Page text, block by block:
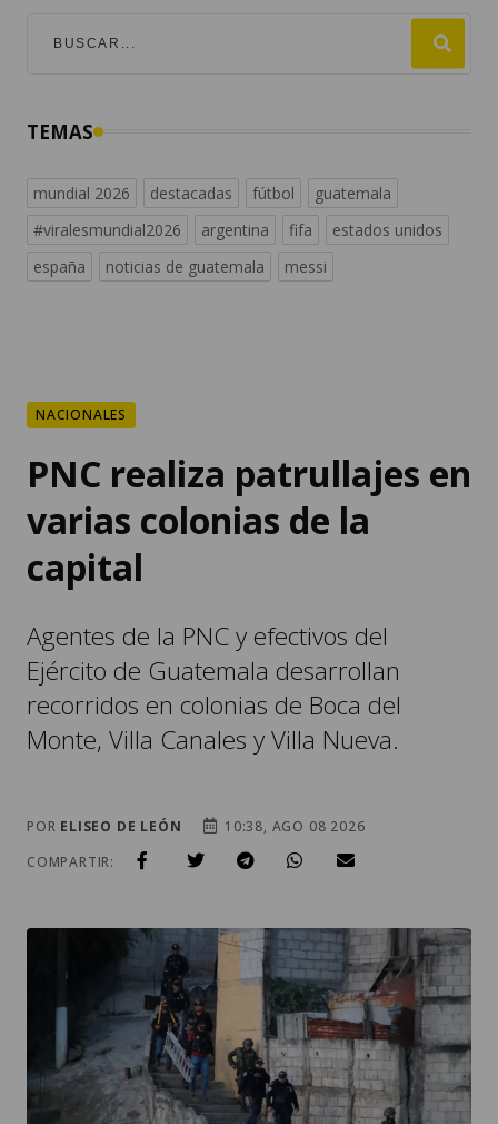
TEMAS
mundial 2026 destacadas fútbol
guatemala
#viralesmundial2026
argentina fifa
estados unidos
españa
noticias de guatemala messi
NACIONALES
PNC realiza patrullajes en
varias colonias de la
capital
Agentes de la PNC y efectivos del
Ejército de Guatemala desarrollan
recorridos en colonias de Boca del
Monte, Villa Canales y Villa Nueva.
POR ELISEO DE LEÓN
10:38, AGO 08 2026
COMPARTIR: